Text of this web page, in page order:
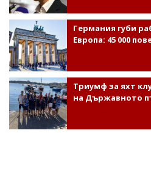
Германия губи
Европа: 45 000
Триумф за яхт
на Държавното